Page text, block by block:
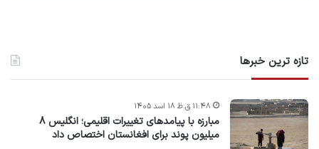
تازه ترین خبرها
مبارزه با پیامدهای تغییرات اقلیمی؛ انگلیس ۸
میلیون پوند برای افغانستان اختصاص داد
۱۱:۴۸ ق.ظ ۱۸ اسد ۱۴۰۵